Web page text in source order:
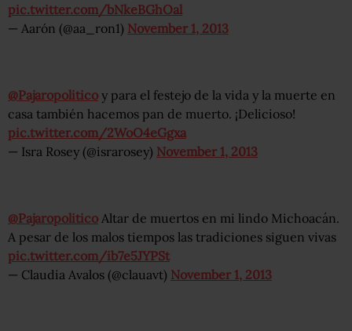
pic.twitter.com/bNkeBGhOal
— Aarón (@aa_ron1) November 1, 2013
@Pajaropolitico y para el festejo de la vida y la muerte en
casa también hacemos pan de muerto. ¡Delicioso!
pic.twitter.com/2WoO4eGgxa
— Isra Rosey (@israrosey) November 1, 2013
@Pajaropolitico Altar de muertos en mi lindo Michoacán.
A pesar de los malos tiempos las tradiciones siguen vivas
pic.twitter.com/ib7e5JYPSt
— Claudia Avalos (@clauavt) November 1, 2013